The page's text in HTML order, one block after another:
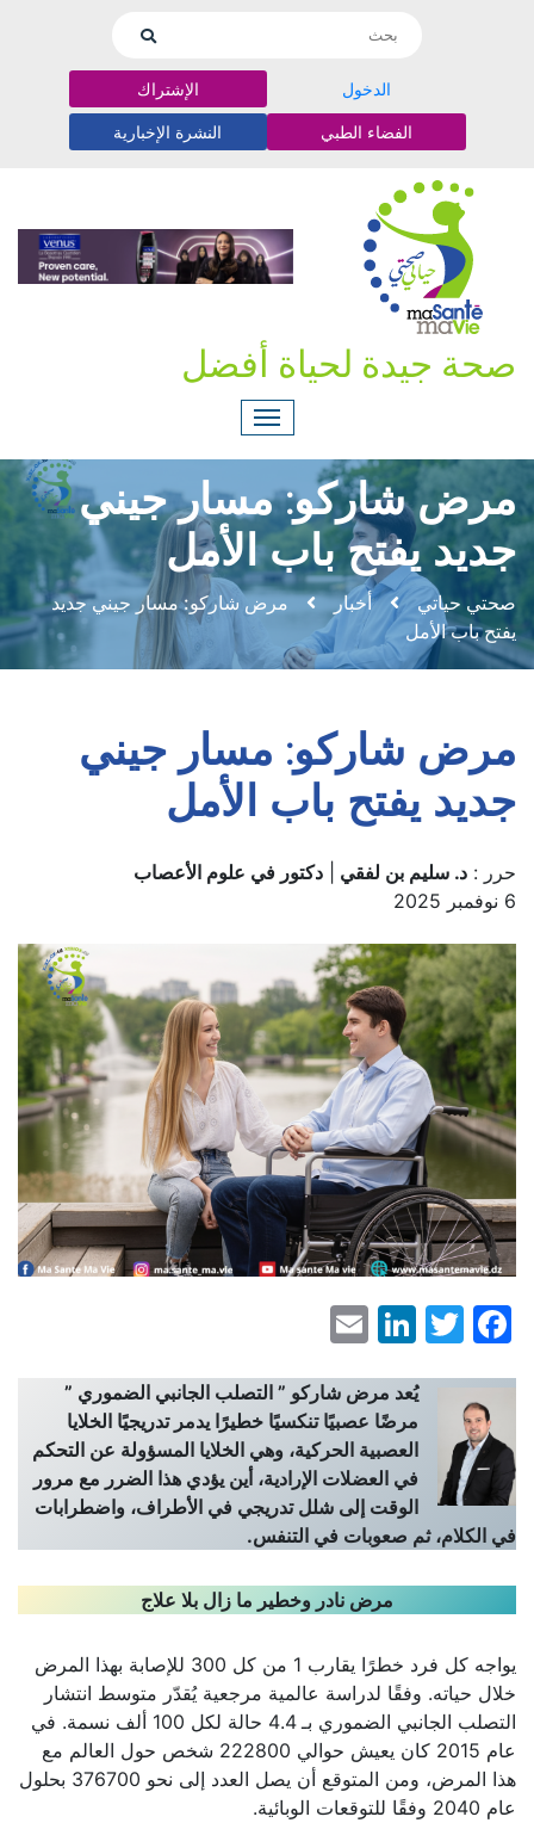
الدخول الإشتراك
الفضاء الطبي النشرة الإخبارية
صحة جيدة لحياة أفضل
مرض شاركو: مسار جيني
جديد يفتح باب الأمل
صحتي حياتي أخبار
مرض شاركو: مسار جيني جديد
يفتح باب الأمل
مرض شاركو: مسار جيني
جديد يفتح باب الأمل
حرر : د. سليم بن لفقي
دكتور في علوم الأعصاب
6 نوفمبر 2025
Facebook
Twitter
LinkedIn
يُعد مرض شاركو ” التصلب الجانبي الضموري ”
مرضًا عصبيًا تنكسيًا خطيرًا يدمر تدريجيًا الخلايا
العصبية الحركية، وهي الخلايا المسؤولة عن التحكم
في العضلات الإرادية، أين يؤدي هذا الضرر مع مرور
الوقت إلى شلل تدريجي في الأطراف، واضطرابات
في الكلام، ثم صعوبات في التنفس.
مرض نادر وخطير ما زال بلا علاج
يواجه كل فرد خطرًا يقارب 1 من كل 300 للإصابة بهذا المرض
خلال حياته. وفقًا لدراسة عالمية مرجعية يُقدّر متوسط انتشار
التصلب الجانبي الضموري بـ 4.4 حالة لكل 100 ألف نسمة. في
عام 2015 كان يعيش حوالي 222800 شخص حول العالم مع
هذا المرض، ومن المتوقع أن يصل العدد إلى نحو 376700 بحلول
عام 2040 وفقًا للتوقعات الوبائية.